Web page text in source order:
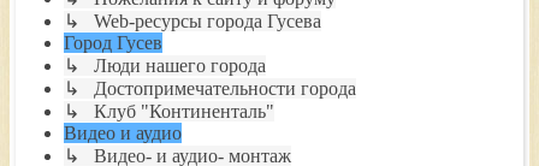
↳ Web-ресурсы города Гусева
Город Гусев
↳ Люди нашего города
↳ Достопримечательности города
↳ Клуб "Континенталь"
Видео и аудио
↳ Видео- и аудио- монтаж